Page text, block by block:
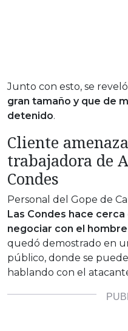
Junto con esto, se
gran tamaño y que de
detenido.
Cliente
trabajadora de
Condes
Personal del Gope de
Las Condes hace
negociar con el
quedó demostrado en
público, donde se
hablando con el